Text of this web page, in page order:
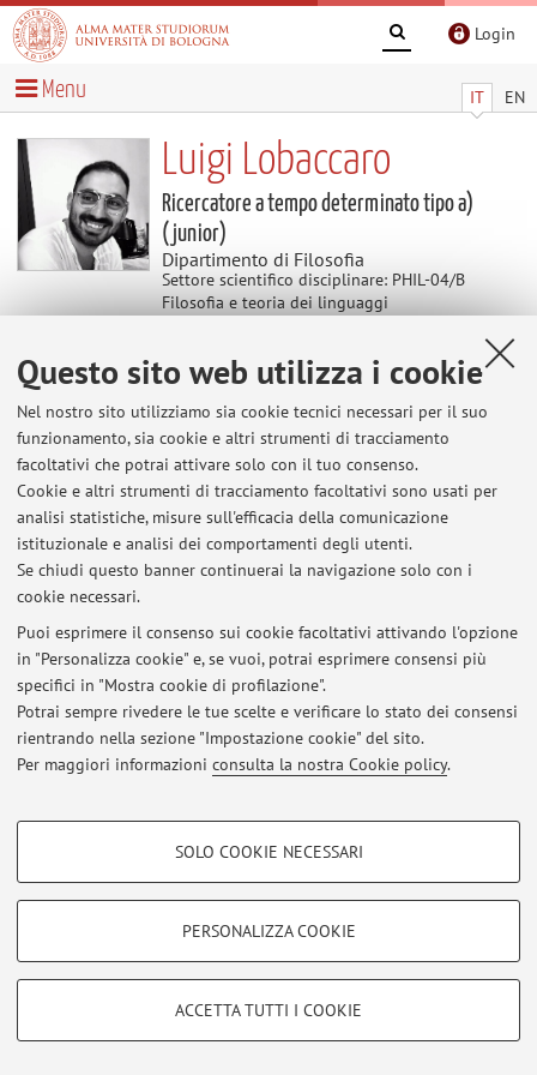
Questo sito web utilizza i cookie
Nel nostro sito utilizziamo sia cookie tecnici necessari per il suo
funzionamento, sia cookie e altri strumenti di tracciamento
facoltativi che potrai attivare solo con il tuo consenso.
Cookie e altri strumenti di tracciamento facoltativi sono usati per
analisi statistiche, misure sull'efficacia della comunicazione
istituzionale e analisi dei comportamenti degli utenti.
Se chiudi questo banner continuerai la navigazione solo con i
cookie necessari.
Puoi esprimere il consenso sui cookie facoltativi attivando l'opzione
in "Personalizza cookie" e, se vuoi, potrai esprimere consensi più
specifici in "Mostra cookie di profilazione".
Potrai sempre rivedere le tue scelte e verificare lo stato dei consensi
rientrando nella sezione "Impostazione cookie" del sito.
Per maggiori informazioni consulta la nostra Cookie policy.
COOKIE DI PROFILAZIONE - FACOLTATIVI
COOKIE TECNICI - NECESSARI
Si tratta di cookie tecnici utilizzati, a titolo esemplificativo, per il corretto
SOLO COOKIE NECESSARI
PERSONALIZZA COOKIE
ACCETTA TUTTI I COOKIE
Login
IT EN
Menu
Luigi Lobaccaro
Ricercatore a tempo determinato tipo a)
(junior)
Dipartimento di Filosofia
Settore scientifico disciplinare: PHIL-04/B
Filosofia e teoria dei linguaggi
Avvisi
Al momento non sono presenti avvisi.
Area riservata
Accedi tramiteloginper gestire tutti i contenuti del sito.
© 2026 - ALMA MATER STUDIORUM - Università di Bologna - Via
Zamboni, 33 - 40126 Bologna - Partita IVA: 01131710376
Privacy|Note legali|Impostazioni Cookie